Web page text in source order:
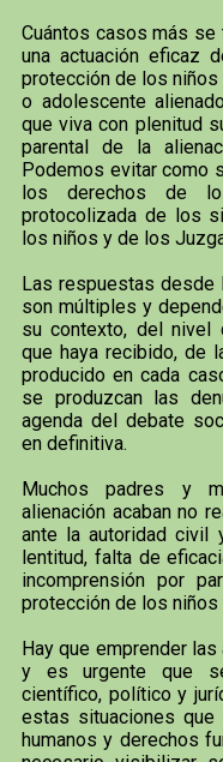
Cuántos casos más se
una actuación eficaz
protección de los
o adolescente
que viva con plenitud
parental de la
Podemos evitar como
los derechos de
protocolizada de los
los niños y de los
Las respuestas desde
son múltiples y
su contexto, del nivel
que haya recibido, de
producido en cada
se produzcan las
agenda del debate
en definitiva.
Muchos padres y
alienación acaban no
ante la autoridad civil
lentitud, falta de
incomprensión por
protección de los
Hay que emprender
y es urgente que
científico, político y
estas situaciones que
humanos y derechos